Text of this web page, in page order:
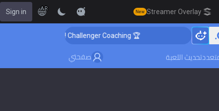
Streamer Overlay
New
AR
Sign in
🏆 Rank Up in 3 Days! Challenger Coaching
تحديث اللعبة صفحتي